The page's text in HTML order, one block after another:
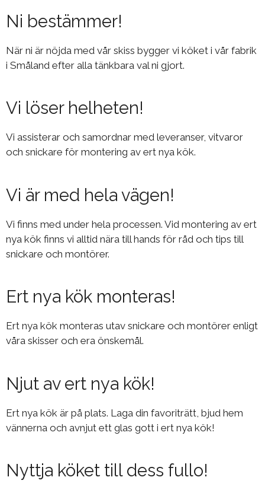
Ni bestämmer!
När ni är nöjda med vår skiss bygger vi köket i vår fabrik
i Småland efter alla tänkbara val ni gjort.
Vi löser helheten!
Vi assisterar och samordnar med leveranser, vitvaror
och snickare för montering av ert nya kök.
Vi är med hela vägen!
Vi finns med under hela processen. Vid montering av ert
nya kök finns vi alltid nära till hands för råd och tips till
snickare och montörer.
Ert nya kök monteras!
Ert nya kök monteras utav snickare och montörer enligt
våra skisser och era önskemål.
Njut av ert nya kök!
Ert nya kök är på plats. Laga din favoriträtt, bjud hem
vännerna och avnjut ett glas gott i ert nya kök!
Nyttja köket till dess fullo!